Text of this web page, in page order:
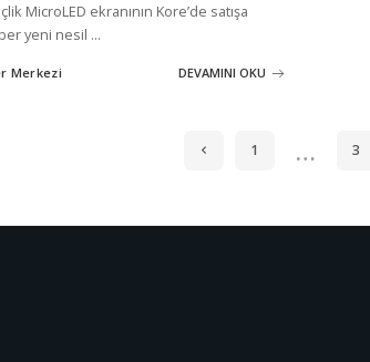
MicroLED ekranının Kore’de satışa
yeni nesil ...
Merkezi DEVAMINI OKU
1 … 3